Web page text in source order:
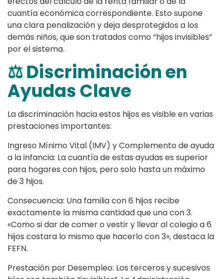
cuantía económica correspondiente. Esto supone
una clara penalización y deja desprotegidos a los
demás niños, que son tratados como “hijos invisibles”
por el sistema.
⚖️ Discriminación en
Ayudas Clave
La discriminación hacia estos hijos es visible en varias
prestaciones importantes:
Ingreso Mínimo Vital (IMV) y Complemento de ayuda
a la infancia: La cuantía de estas ayudas es superior
para hogares con hijos, pero solo hasta un máximo
de 3 hijos.
Consecuencia: Una familia con 6 hijos recibe
exactamente la misma cantidad que una con 3.
«Como si dar de comer o vestir y llevar al colegio a 6
hijos costara lo mismo que hacerlo con 3», destaca la
FEFN.
Prestación por Desempleo: Los terceros y sucesivos